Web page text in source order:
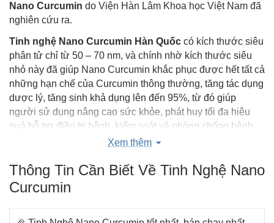
Nano Curcumin do Viện Hàn Lâm Khoa học Việt Nam đã
nghiên cứu ra.
Tinh nghệ Nano Curcumin Hàn Quốc có kích thước siêu
phân tử chỉ từ 50 – 70 nm, và chính nhờ kích thước siêu
nhỏ này đã giúp Nano Curcumin khắc phục được hết tất cả
những hạn chế của Curcumin thông thường, tăng tác dụng
dược lý, tăng sinh khả dụng lên đến 95%, từ đó giúp
người sử dụng nâng cao sức khỏe, phát huy tối đa hiệu
quả hỗ trợ điều trị bệnh, kiểm soát và phòng chống bệnh
tật đặc biệt là các bệnh về đường tiêu hóa.
Cụ thể, Nano Curcumin
mang trong mình những đặc điểm
tuyệt vời sau:
Tốc độ hấp thu lên đến 80%.
Xem thêm
Thông Tin Cần Biết Về Tinh Nghệ Nano
Curcumin